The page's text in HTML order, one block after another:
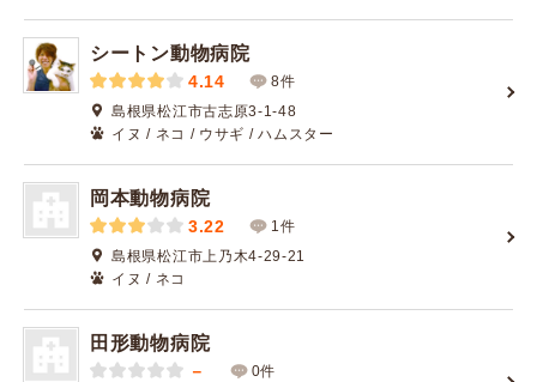
シートン動物病院
4.14
8件
島根県松江市古志原3-1-48
イヌ / ネコ / ウサギ / ハムスター
岡本動物病院
3.22
1件
島根県松江市上乃木4-29-21
イヌ / ネコ
田形動物病院
－
0件